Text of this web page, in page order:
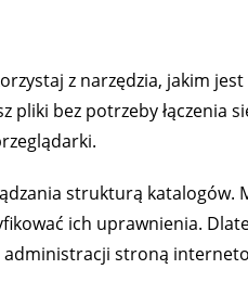
z narzędzia, jakim
bez potrzeby łączenia
strukturą katalogów.
ich uprawnienia.
administracji stroną